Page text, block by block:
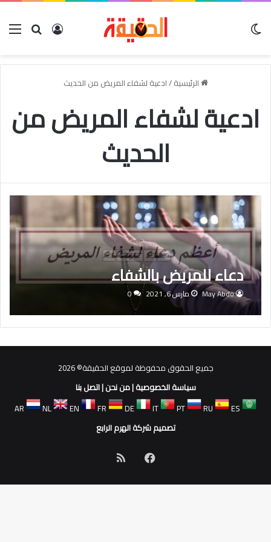
بحث عنتسجيل
الرئيسية/ادعية لشفاء المريض من الحديث
ادعية لشفاء المريض من
الحديث
دعاء للمريض بالشفاء
May Abdo مارس 6, 2021 0
جميع الحقوق محفوظة لموقع الحقيقة© 2026
سياسة الخصوصية|من نحن|اتصل بنا
AR
NL EN FR DE IT PT RU
ES
تصميم شركة الهرم الرابع
فيسبوك
الموقع